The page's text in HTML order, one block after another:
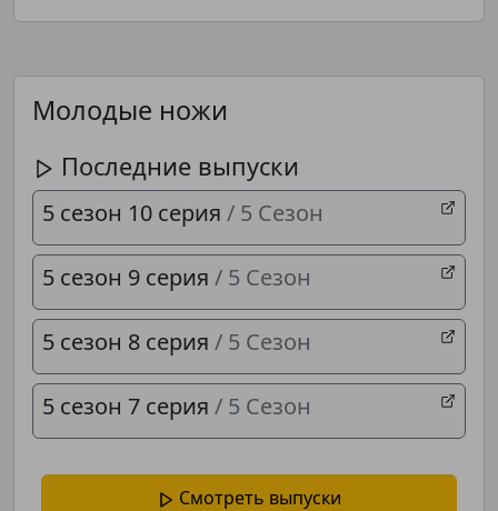
Молодые ножи
Последние выпуски
5 сезон 10 серия / 5 Сезон
5 сезон 9 серия / 5 Сезон
5 сезон 8 серия / 5 Сезон
5 сезон 7 серия / 5 Сезон
Смотреть выпуски